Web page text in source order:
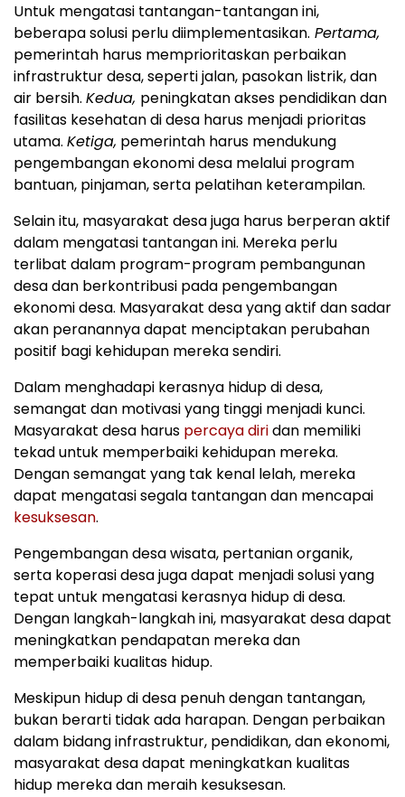
Untuk mengatasi tantangan-tantangan ini,
beberapa solusi perlu diimplementasikan. Pertama,
pemerintah harus memprioritaskan perbaikan
infrastruktur desa, seperti jalan, pasokan listrik, dan
air bersih. Kedua, peningkatan akses pendidikan dan
fasilitas kesehatan di desa harus menjadi prioritas
utama. Ketiga, pemerintah harus mendukung
pengembangan ekonomi desa melalui program
bantuan, pinjaman, serta pelatihan keterampilan.
Selain itu, masyarakat desa juga harus berperan aktif
dalam mengatasi tantangan ini. Mereka perlu
terlibat dalam program-program pembangunan
desa dan berkontribusi pada pengembangan
ekonomi desa. Masyarakat desa yang aktif dan sadar
akan peranannya dapat menciptakan perubahan
positif bagi kehidupan mereka sendiri.
Dalam menghadapi kerasnya hidup di desa,
semangat dan motivasi yang tinggi menjadi kunci.
Masyarakat desa harus percaya diridan memiliki
tekad untuk memperbaiki kehidupan mereka.
Dengan semangat yang tak kenal lelah, mereka
dapat mengatasi segala tantangan dan mencapai
kesuksesan.
Pengembangan desa wisata, pertanian organik,
serta koperasi desa juga dapat menjadi solusi yang
tepat untuk mengatasi kerasnya hidup di desa.
Dengan langkah-langkah ini, masyarakat desa dapat
meningkatkan pendapatan mereka dan
memperbaiki kualitas hidup.
Meskipun hidup di desa penuh dengan tantangan,
bukan berarti tidak ada harapan. Dengan perbaikan
dalam bidang infrastruktur, pendidikan, dan ekonomi,
masyarakat desa dapat meningkatkan kualitas
hidup mereka dan meraih kesuksesan.